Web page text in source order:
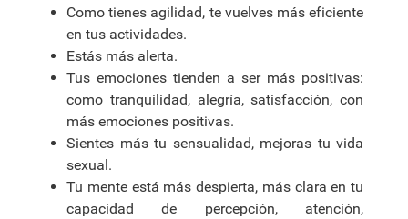
Como tienes agilidad, te vuelves más eficiente
en tus actividades.
Estás más alerta.
Tus emociones tienden a ser más positivas:
como tranquilidad, alegría, satisfacción, con
más emociones positivas.
Sientes más tu sensualidad, mejoras tu vida
sexual.
Tu mente está más despierta, más clara en tu
capacidad de percepción, atención,